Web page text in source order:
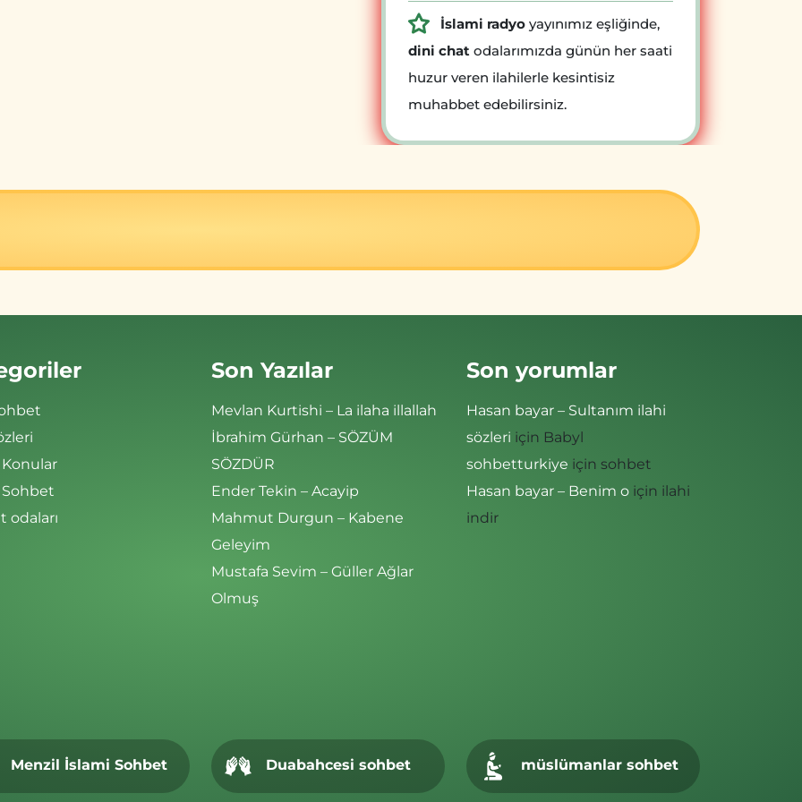
İslami radyo yayınımız eşliğinde,
dini chat odalarımızda günün her saati
huzur veren ilahilerle kesintisiz
muhabbet edebilirsiniz.
odaları
Son Yazılar
Mevlan Kurtishi – La ilaha illallah
İbrahim Gürhan – SÖZÜM
SÖZDÜR
Ender Tekin – Acayip
Mahmut Durgun – Kabene
Geleyim
Mustafa Sevim – Güller Ağlar
Olmuş
Son yorumlar
Hasan bayar – Sultanım ilahi
sözleri için Babyl
sohbetturkiye için sohbet
Hasan bayar – Benim o için ilahi
indir
Menzil İslami Sohbet Duabahcesi sohbet müslümanlar sohbet